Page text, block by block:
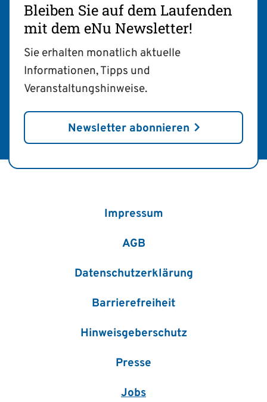
Bleiben Sie auf dem Laufenden
mit dem eNu Newsletter!
Sie erhalten monatlich aktuelle
Informationen, Tipps und
Veranstaltungshinweise.
Newsletter abonnieren
Impressum
AGB
Datenschutzerklärung
Barrierefreiheit
Hinweisgeberschutz
Presse
Jobs